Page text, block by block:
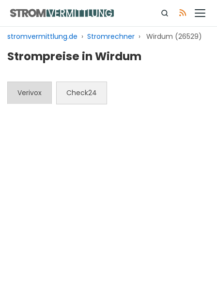
Inhalt
springen
stromvermittlung.de › Stromrechner › Wirdum (26529)
Strompreise in Wirdum
Verivox Check24